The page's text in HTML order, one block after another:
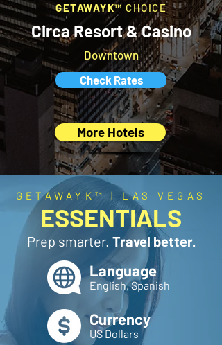
GETAWAYK™ CHOICE
Circa Resort & Casino
Downtown
Check Rates
More Hotels
GETAWAYK™ | LAS VEGAS
ESSENTIALS
Prep smarter. Travel better.
Language
English, Spanish
Currency
US Dollars